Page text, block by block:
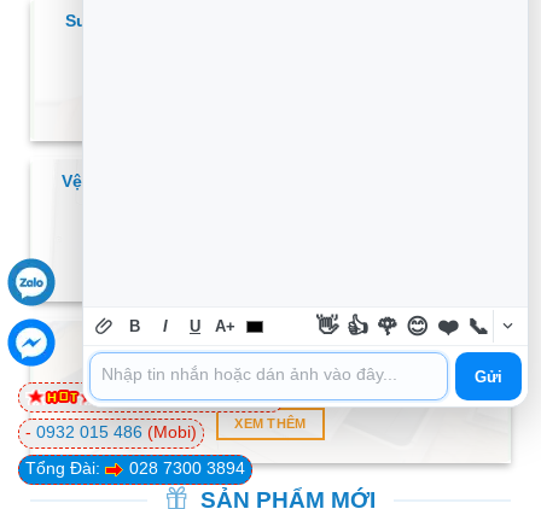
Surface Pen bị hao pin nhanh bất thường có phải
Vệ Sinh Laptop Bị Bụi Bám Kín Tản Nhiệt Quận 1 –
nhanh tại nhà
XEM THÊM
SẢN PHẨM MỚI
Tổng Đài: 028 7300 3894
- 0932 015 486 (Mobi)
0981 81 32 72(Viettel)
B I U A+ 👋 👍 🌹 😊 ❤️ 📞
Gửi